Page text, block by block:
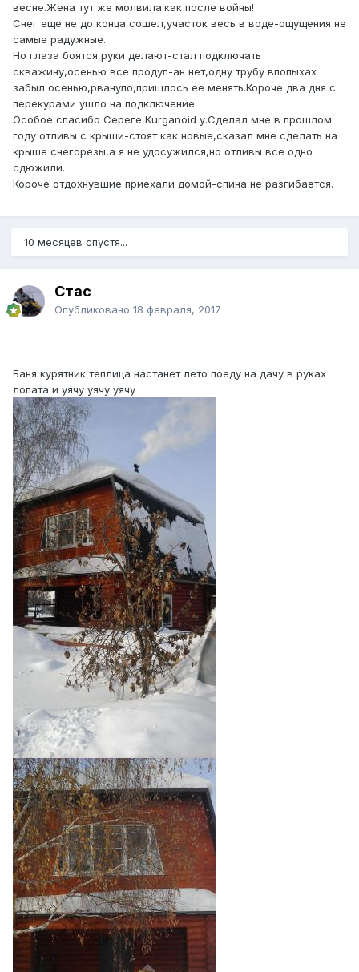
весне.Жена тут же молвила:как после войны!
Снег еще не до конца сошел,участок весь в воде-ощущения не
самые радужные.
Но глаза боятся,руки делают-стал подключать
скважину,осенью все продул-ан нет,одну трубу впопыхах
забыл осенью,рвануло,пришлось ее менять.Короче два дня с
перекурами ушло на подключение.
Особое спасибо Сереге Kurganoid у.Сделал мне в прошлом
году отливы с крыши-стоят как новые,сказал мне сделать на
крыше снегорезы,а я не удосужился,но отливы все одно
сдюжили.
Короче отдохнувшие приехали домой-спина не разгибается.
10 месяцев спустя...
Стас
Опубликовано 18 февраля, 2017
Баня курятник теплица настанет лето поеду на дачу в руках
лопата и уячу уячу уячу